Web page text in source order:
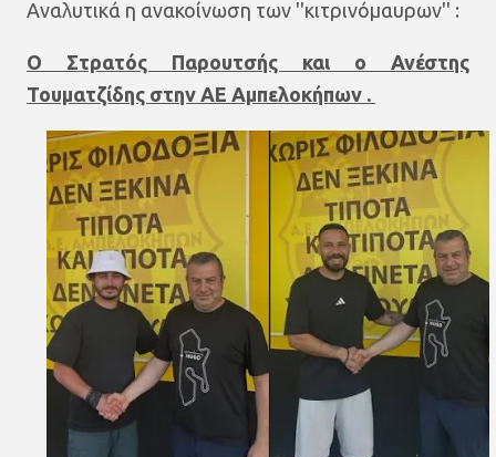
Αναλυτικά η ανακοίνωση των ''κιτρινόμαυρων'' :
Ο Στρατός Παρουτσής και ο Ανέστης
Τουματζίδης στην ΑΕ Αμπελοκήπων .